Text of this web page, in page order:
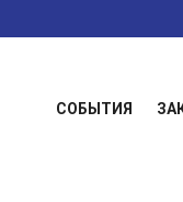
СОБЫТИЯ